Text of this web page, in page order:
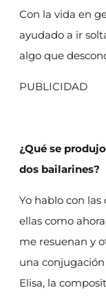
Con la vida en
ayudado a ir
algo que
PUBLICIDAD
¿Qué se
dos bailarines?
Yo hablo con
ellas como
me resuenan y
una
Elisa, la